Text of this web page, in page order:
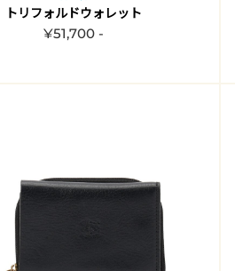
トリフォルドウォレット
¥51,700 -